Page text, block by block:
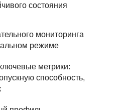
состояния
мониторинга
режиме
метрики:
способность,